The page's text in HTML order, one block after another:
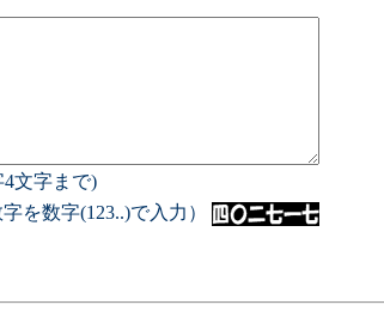
文字まで)
字を数字(123..)で入力）